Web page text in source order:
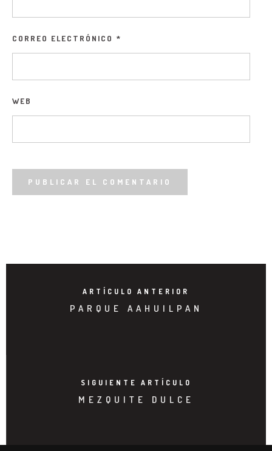
CORREO ELECTRÓNICO *
WEB
ARTÍCULO ANTERIOR
PARQUE AAHUILPAN
SIGUIENTE ARTÍCULO
MEZQUITE DULCE